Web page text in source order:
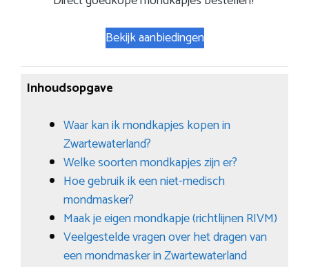
Bekijk aanbiedingen
Inhoudsopgave
Waar kan ik mondkapjes kopen in
Zwartewaterland?
Welke soorten mondkapjes zijn er?
Hoe gebruik ik een niet-medisch
mondmasker?
Maak je eigen mondkapje (richtlijnen RIVM)
Veelgestelde vragen over het dragen van
een mondmasker in Zwartewaterland